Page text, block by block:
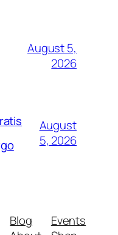
August 5,
2026
August
5, 2026
Blog
Events